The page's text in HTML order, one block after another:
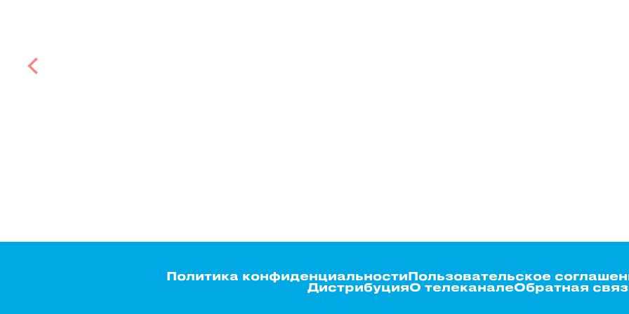
Политика конфиденциальностиПользовательское
ДистрибуцияО телеканалеОбратная